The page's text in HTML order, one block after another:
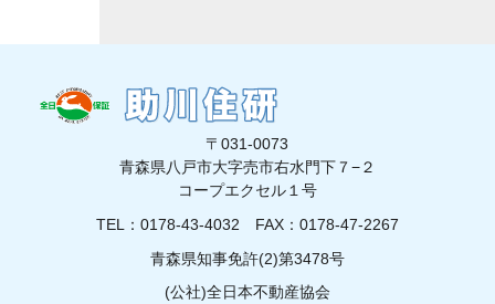
〒031-0073
青森県八戸市大字売市右水門下７−２
コープエクセル１号
TEL：0178-43-4032 FAX：0178-47-2267
青森県知事免許(2)第3478号
(公社)全日本不動産協会